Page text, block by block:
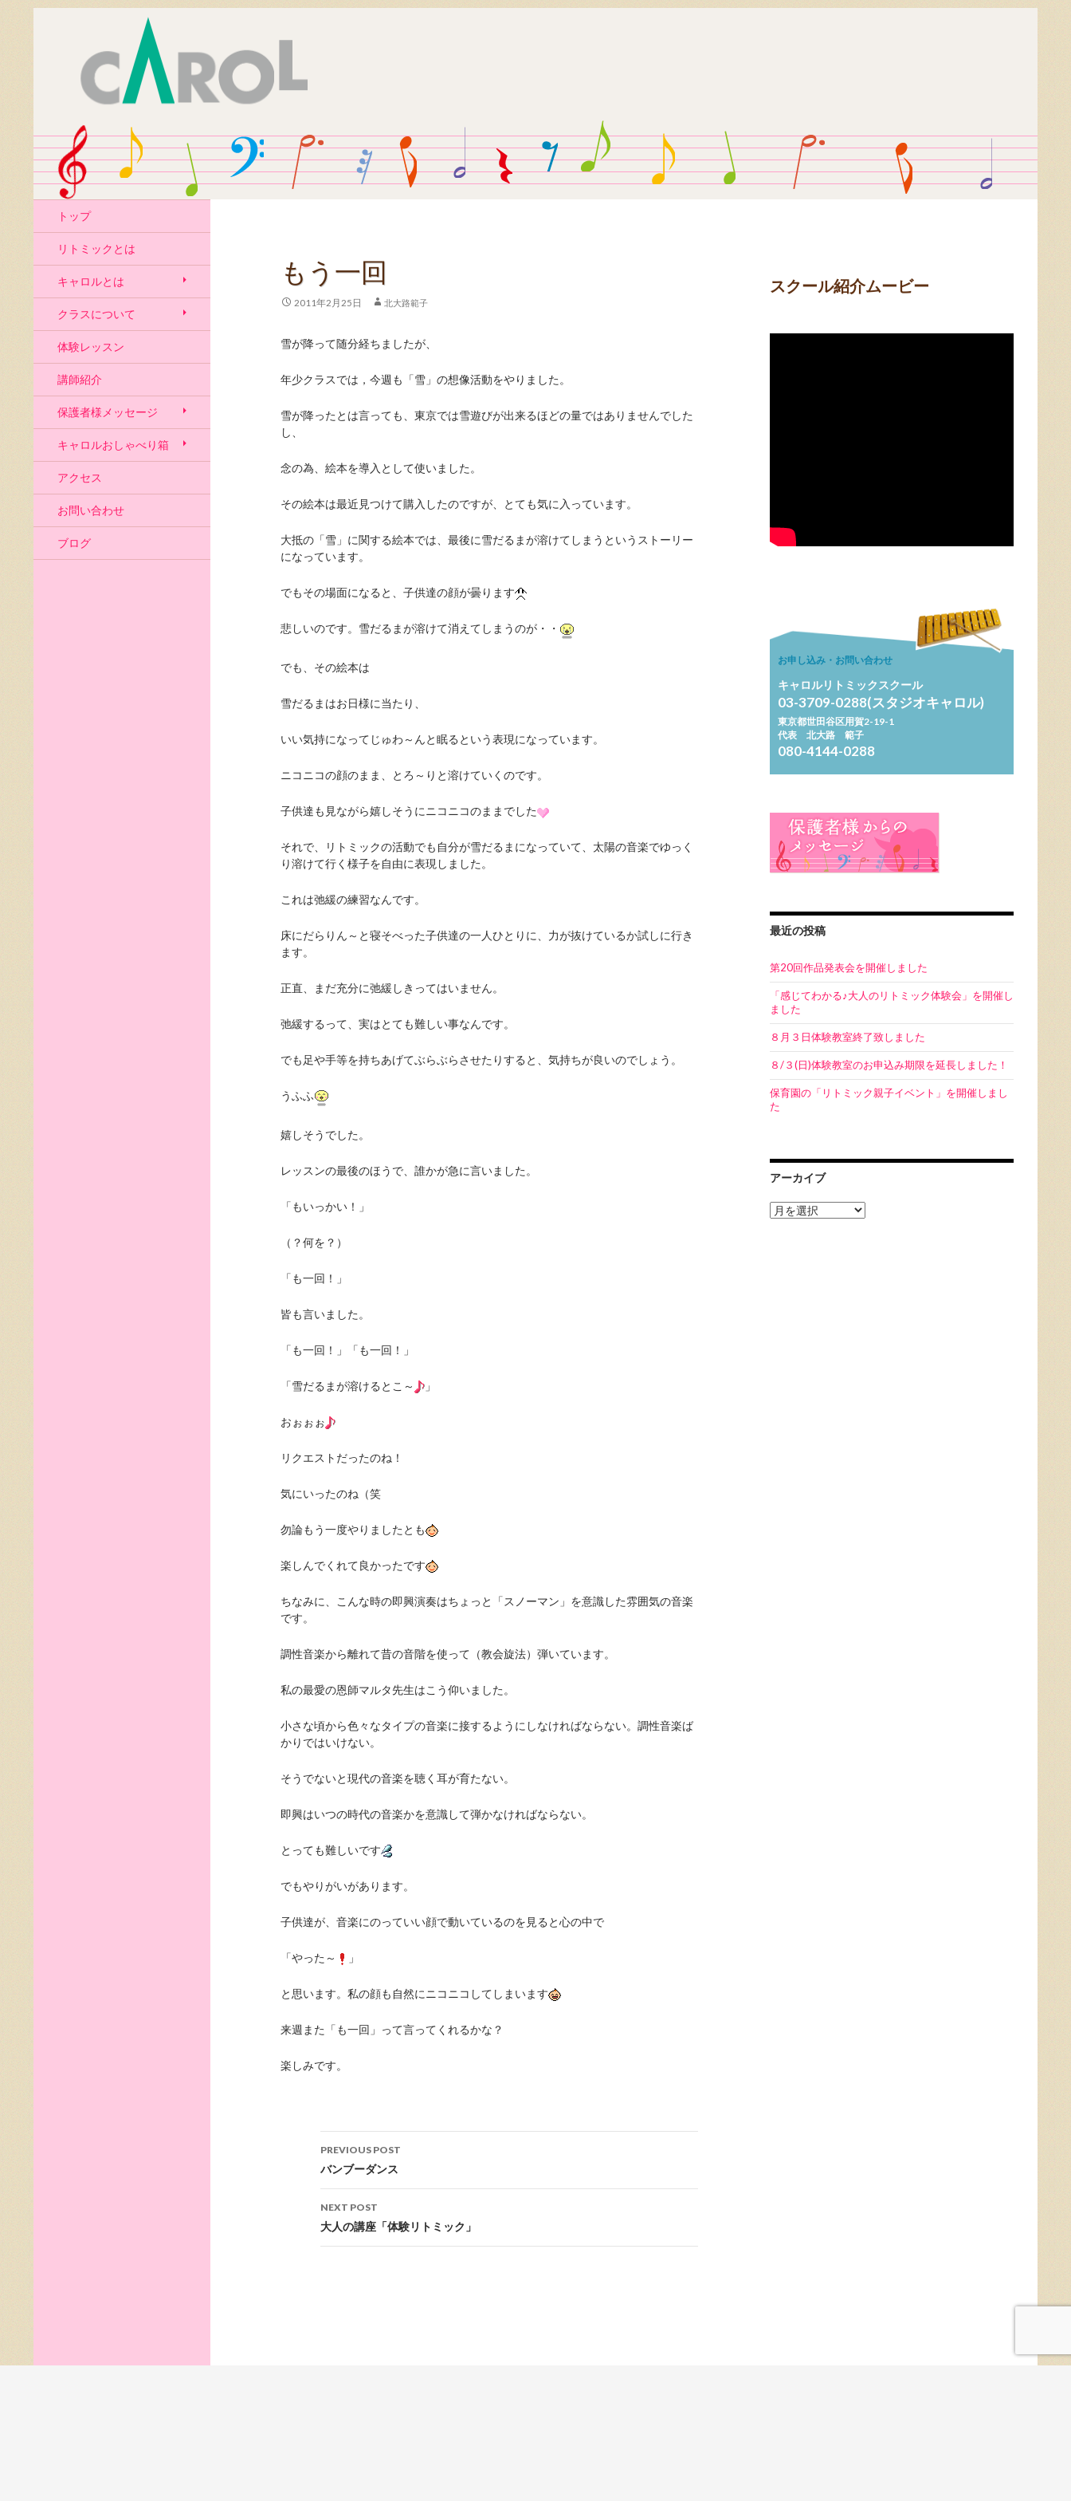
もう一回
2011年2月25日 北大路範子
雪が降って随分経ちましたが、
年少クラスでは，今週も「雪」の想像活動をやりました。
雪が降ったとは言っても、東京では雪遊びが出来るほどの量ではありませんでした
し、
念の為、絵本を導入として使いました。
その絵本は最近見つけて購入したのですが、とても気に入っています。
大抵の「雪」に関する絵本では、最後に雪だるまが溶けてしまうというストーリー
になっています。
でもその場面になると、子供達の顔が曇ります
悲しいのです。雪だるまが溶けて消えてしまうのが・・
でも、その絵本は
雪だるまはお日様に当たり、
いい気持になってじゅわ～んと眠るという表現になっています。
ニコニコの顔のまま、とろ～りと溶けていくのです。
子供達も見ながら嬉しそうにニコニコのままでした
それで、リトミックの活動でも自分が雪だるまになっていて、太陽の音楽でゆっく
り溶けて行く様子を自由に表現しました。
これは弛緩の練習なんです。
床にだらりん～と寝そべった子供達の一人ひとりに、力が抜けているか試しに行き
ます。
正直、まだ充分に弛緩しきってはいません。
弛緩するって、実はとても難しい事なんです。
でも足や手等を持ちあげてぶらぶらさせたりすると、気持ちが良いのでしょう。
うふふ
嬉しそうでした。
レッスンの最後のほうで、誰かが急に言いました。
「もいっかい！」
（？何を？）
「も一回！」
皆も言いました。
「も一回！」「も一回！」
「雪だるまが溶けるとこ～ 」
おぉぉぉ
リクエストだったのね！
気にいったのね（笑
勿論もう一度やりましたとも
楽しんでくれて良かったです
ちなみに、こんな時の即興演奏はちょっと「スノーマン」を意識した雰囲気の音楽
です。
調性音楽から離れて昔の音階を使って（教会旋法）弾いています。
私の最愛の恩師マルタ先生はこう仰いました。
小さな頃から色々なタイプの音楽に接するようにしなければならない。調性音楽ば
かりではいけない。
そうでないと現代の音楽を聴く耳が育たない。
即興はいつの時代の音楽かを意識して弾かなければならない。
とっても難しいです
でもやりがいがあります。
子供達が、音楽にのっていい顔で動いているのを見ると心の中で
「やった～ 」
と思います。私の顔も自然にニコニコしてしまいます
来週また「も一回」って言ってくれるかな？
楽しみです。
Post
navigation
PREVIOUS POST
バンブーダンス
NEXT POST
大人の講座「体験リトミック」
スクール紹介ムービー
お申し込み・お問い合わせ
キャロルリトミックスクール
03-3709-0288(スタジオキャロル)
東京都世田谷区用賀2-19-1
代表 北大路 範子
080-4144-0288
最近の投稿
第20回作品発表会を開催しました
「感じてわかる♪大人のリトミック体験会」を開催し
ました
８月３日体験教室終了致しました
８/３(日)体験教室のお申込み期限を延長しました！
保育園の「リトミック親子イベント」を開催しまし
た
アーカイブ
ア
ー
トップ
リトミックとは
キャロルとは
クラスについて
体験レッスン
講師紹介
保護者様メッセージ
キャロルおしゃべり箱
アクセス
お問い合わせ
ブログ